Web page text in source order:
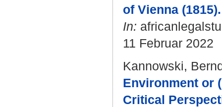
of Vienna (1815).
In:
11 Februar 2022
Kannowski,
Environment or
Critical